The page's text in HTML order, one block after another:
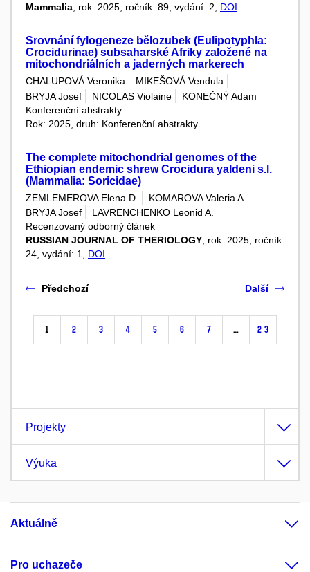
Mammalia , rok: 2025, ročník: 89, vydání: 2, DOI
Srovnání fylogeneze bělozubek (Eulipotyphla:
Crocidurinae) subsaharské Afriky založené na
mitochondriálních a jaderných markerech
CHALUPOVÁ Veronika
MIKEŠOVÁ Vendula
BRYJA Josef
NICOLAS Violaine
KONEČNÝ Adam
Konferenční abstrakty
Rok: 2025, druh: Konferenční abstrakty
The complete mitochondrial genomes of the
Ethiopian endemic shrew Crocidura yaldeni s.l.
(Mammalia: Soricidae)
ZEMLEMEROVA Elena D.
KOMAROVA Valeria A.
BRYJA Josef
LAVRENCHENKO Leonid A.
Recenzovaný odborný článek
RUSSIAN JOURNAL OF THERIOLOGY , rok: 2025, ročník:
24, vydání: 1, DOI
Předchozí
1 2 3 4 5 6 7 … 23
Další
Projekty
Výuka
Aktuálně
Pro uchazeče